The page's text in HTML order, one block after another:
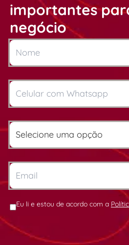
importantes
negócio
Eu li e estou de acordo com a